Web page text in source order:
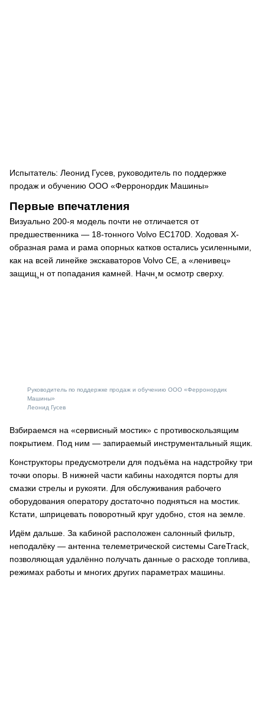
Испытатель: Леонид Гусев, руководитель по поддержке
продаж и обучению ООО «Ферронордик Машины»
Первые впечатления
Визуально 200-я модель почти не отличается от
предшественника — 18-тонного Volvo EC170D. Ходовая X-
образная рама и рама опорных катков остались усиленными,
как на всей линейке экскаваторов Volvo СE, а «ленивец»
защищ¸н от попадания камней. Начн¸м осмотр сверху.
Руководитель по поддержке продаж и обучению ООО «Ферронордик
Машины»
Леонид Гусев
Взбираемся на «сервисный мостик» с противоскользящим
покрытием. Под ним — запираемый инструментальный ящик.
Конструкторы предусмотрели для подъёма на надстройку три
точки опоры. В нижней части кабины находятся порты для
смазки стрелы и рукояти. Для обслуживания рабочего
оборудования оператору достаточно подняться на мостик.
Кстати, шприцевать поворотный круг удобно, стоя на земле.
Идём дальше. За кабиной расположен салонный фильтр,
неподалёку — антенна телеметрической системы CareTrack,
позволяющая удалённо получать данные о расходе топлива,
режимах работы и многих других параметрах машины.